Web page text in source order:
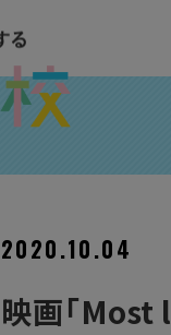
2020.10.04
映画「Most